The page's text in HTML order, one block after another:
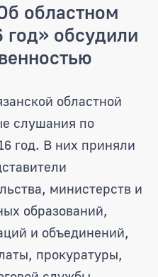
областном
обсудили
областной
слушания по
год. В них приняли
министерств и
образований,
и объединений,
прокуратуры,